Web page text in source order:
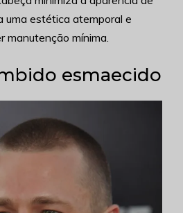
uma estética atemporal e
manutenção mínima.
esmaecido